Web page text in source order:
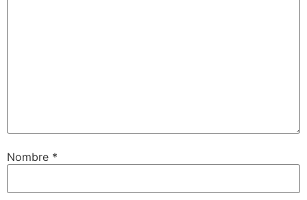
Nombre *